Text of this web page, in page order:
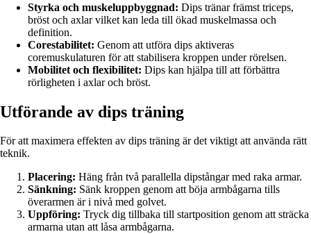
Styrka och muskeluppbyggnad: Dips tränar främst triceps,
bröst och axlar vilket kan leda till ökad muskelmassa och
definition.
Corestabilitet: Genom att utföra dips aktiveras
coremuskulaturen för att stabilisera kroppen under rörelsen.
Mobilitet och flexibilitet: Dips kan hjälpa till att förbättra
rörligheten i axlar och bröst.
Utförande av dips träning
För att maximera effekten av dips träning är det viktigt att använda rätt
teknik.
Placering: Häng från två parallella dipstångar med raka armar.
Sänkning: Sänk kroppen genom att böja armbågarna tills
överarmen är i nivå med golvet.
Uppföring: Tryck dig tillbaka till startposition genom att sträcka
armarna utan att låsa armbågarna.